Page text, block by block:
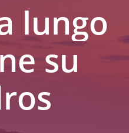
lungo
su